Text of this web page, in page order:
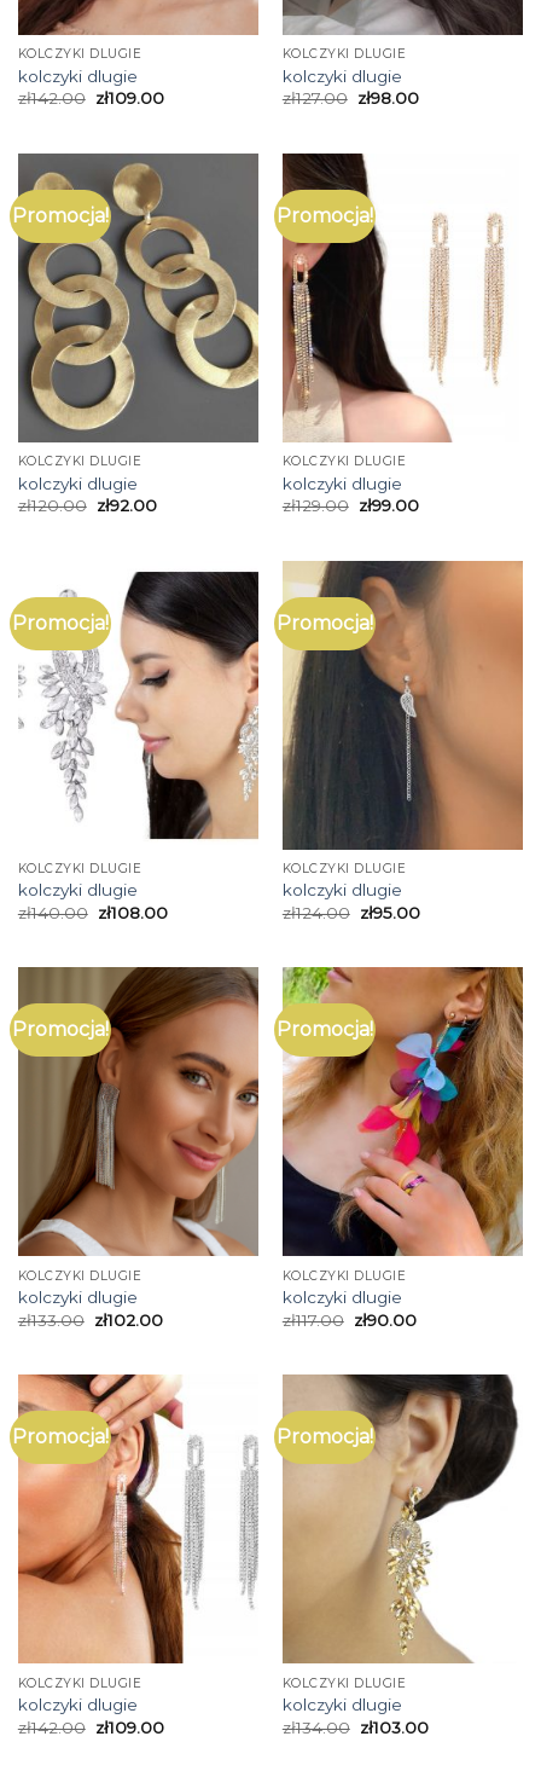
KOLCZYKI DLUGIE
kolczyki dlugie
zł142.00 zł109.00
KOLCZYKI DLUGIE
kolczyki dlugie
zł127.00 zł98.00
Promocja!
KOLCZYKI DLUGIE
kolczyki dlugie
zł120.00 zł92.00
Promocja!
KOLCZYKI DLUGIE
kolczyki dlugie
zł129.00 zł99.00
Promocja!
KOLCZYKI DLUGIE
kolczyki dlugie
zł140.00 zł108.00
Promocja!
KOLCZYKI DLUGIE
kolczyki dlugie
zł124.00 zł95.00
Promocja!
KOLCZYKI DLUGIE
kolczyki dlugie
zł133.00 zł102.00
Promocja!
KOLCZYKI DLUGIE
kolczyki dlugie
zł117.00 zł90.00
Promocja!
KOLCZYKI DLUGIE
kolczyki dlugie
zł142.00 zł109.00
Promocja!
KOLCZYKI DLUGIE
kolczyki dlugie
zł134.00 zł103.00